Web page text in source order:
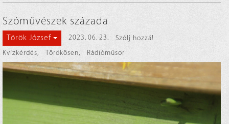
Szóművészek százada
Török József 2023. 06. 23.
Szólj hozzá!
Kvízkérdés, Törökösen, Rádióműsor